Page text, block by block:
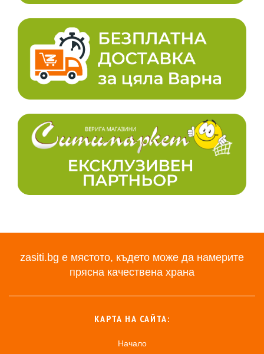
zasiti.bg е мястото, където може да намерите
прясна качествена храна
КАРТА НА САЙТА:
Начало